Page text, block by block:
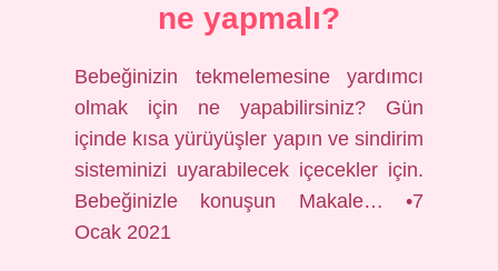
ne yapmalı?
Bebeğinizin tekmelemesine yardımcı
olmak için ne yapabilirsiniz? Gün
içinde kısa yürüyüşler yapın ve sindirim
sisteminizi uyarabilecek içecekler için.
Bebeğinizle konuşun Makale… •7
Ocak 2021